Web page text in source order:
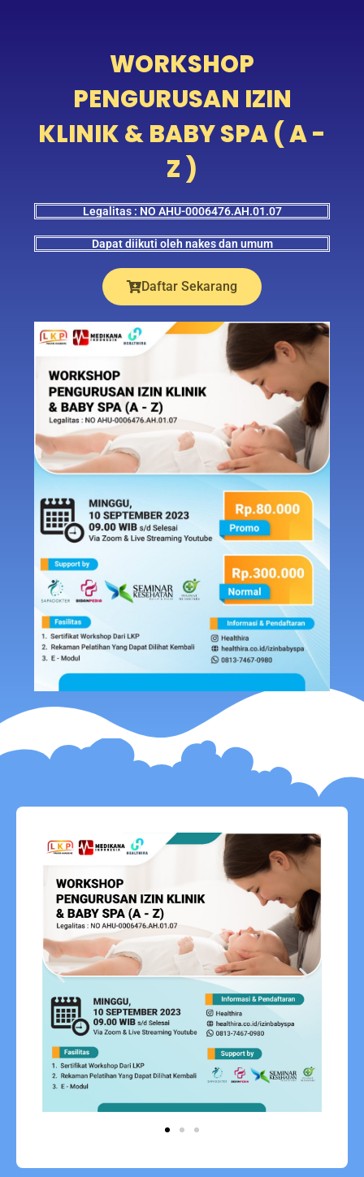
WORKSHOP
PENGURUSAN IZIN
KLINIK & BABY SPA ( A -
Z )
Legalitas : NO AHU-0006476.AH.01.07
Dapat diikuti oleh nakes dan umum
Daftar Sekarang